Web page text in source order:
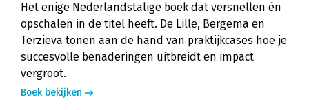
Het enige Nederlandstalige boek dat versnellen én
opschalen in de titel heeft. De Lille, Bergema en
Terzieva tonen aan de hand van praktijkcases hoe je
succesvolle benaderingen uitbreidt en impact
vergroot.
Boek bekijken